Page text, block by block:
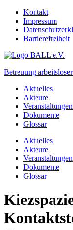
Kontakt
Impressum
Barrierefreiheit
Betreuung
Aktuelles
Akteure
Veranstaltungen
Dokumente
Glossar
Aktuelles
Akteure
Veranstaltungen
Dokumente
Glossar